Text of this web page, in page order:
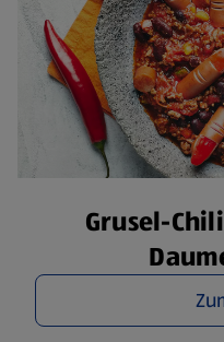
Grusel-